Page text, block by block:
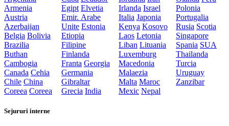
Armenia
Austria
Azerbaijan
Belgia Bolivia
Brazilia
Buthan
Cambogia
Canada Cehia
Chile China
Coreea Coreea
Egipt Elvetia
Emir. Arabe
Unite Estonia
Etiopia
Filipine
Finlanda
Franta Georgia
Germania
Gibraltar
Grecia India
Irlanda Israel
Italia Japonia
Kenya Kosovo
Laos Letonia
Liban Lituania
Luxemburg
Macedonia
Malaezia
Malta Maroc
Mexic Nepal
Polonia
Portugalia
Rusia Scotia
Singapore
Spania SUA
Thailanda
Turcia
Uruguay
Zanzibar
Sejururi interne